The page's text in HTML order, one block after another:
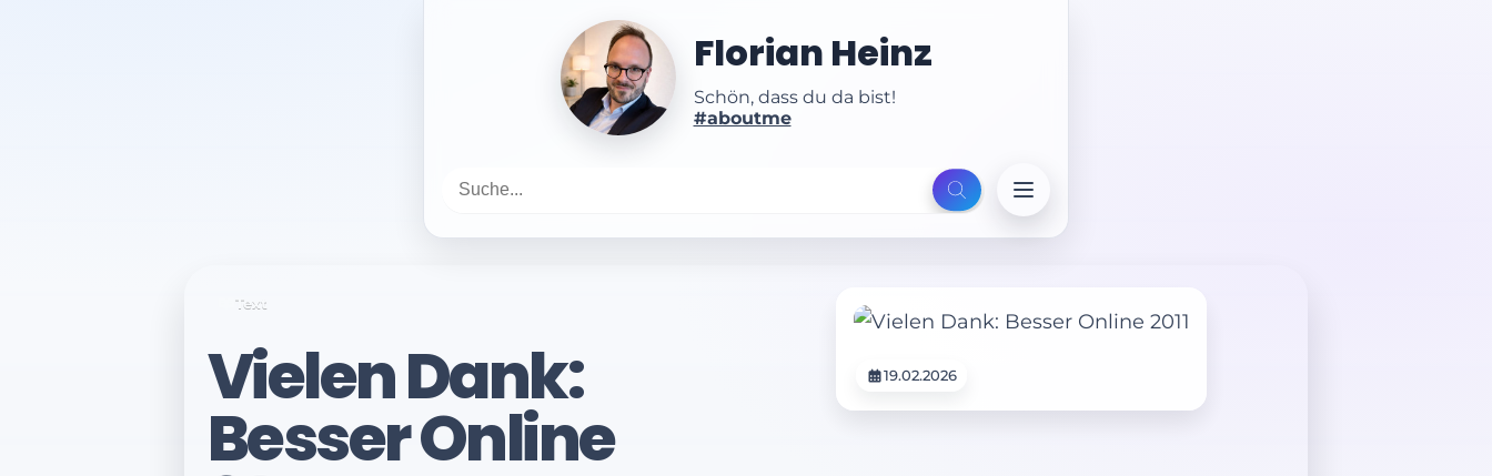
Florian Heinz
Schön, dass du da bist!
#aboutme
Text
Vielen Dank:
Besser Online
19.02.2026